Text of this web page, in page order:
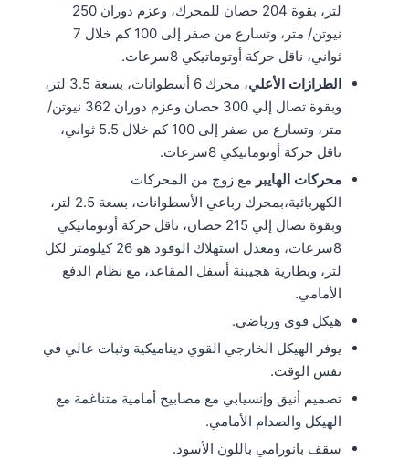
لتر، بقوة 204 حصان للمحرك، وعزم دوران 250
نيوتن/ متر، وتسارع من صفر إلى 100 كم خلال 7
ثواني، ناقل حركة أوتوماتيكي 8سرعات.
الطرازات الأعلي
، محرك 6 أسطوانات، بسعة 3.5 لتر،
وبقوة تصال إلي 300 حصان وعزم دوران 362 نيوتن/
متر، وتسارع من صفر إلى 100 كم خلال 5.5 ثواني،
ناقل حركة أوتوماتيكي 8سرعات.
محركات الهايبر مع زوج من المحركات
الكهربائية،بمحرك رباعي الأسطوانات، بسعة 2.5 لتر،
وبقوة تصال إلي 215 حصان، ناقل حركة أوتوماتيكي
8سرعات، ومعدل استهلاك الوقود هو 26 كيلومتر لكل
لتر، وبطارية هجيبنة أسفل المقاعد، مع نظام الدفع
الأمامي.
هيكل قوي ورياضي.
يوفر الهيكل الخارجي القوي ديناميكية وثبات عالي في
نفس الوقت.
تصميم أنيق وإنسيابي مع مصابيح أمامية متناغمة مع
الهيكل والصدام الأمامي.
سقف بانورامي باللون الأسود.